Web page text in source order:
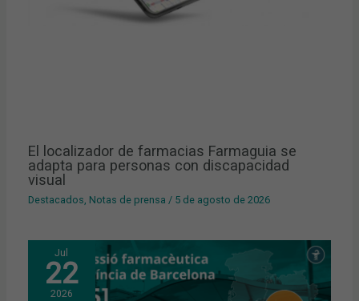
El localizador de farmacias Farmaguia se
adapta para personas con discapacidad
visual
Destacados, Notas de prensa / 5 de agosto de 2026
Jul
22
2026